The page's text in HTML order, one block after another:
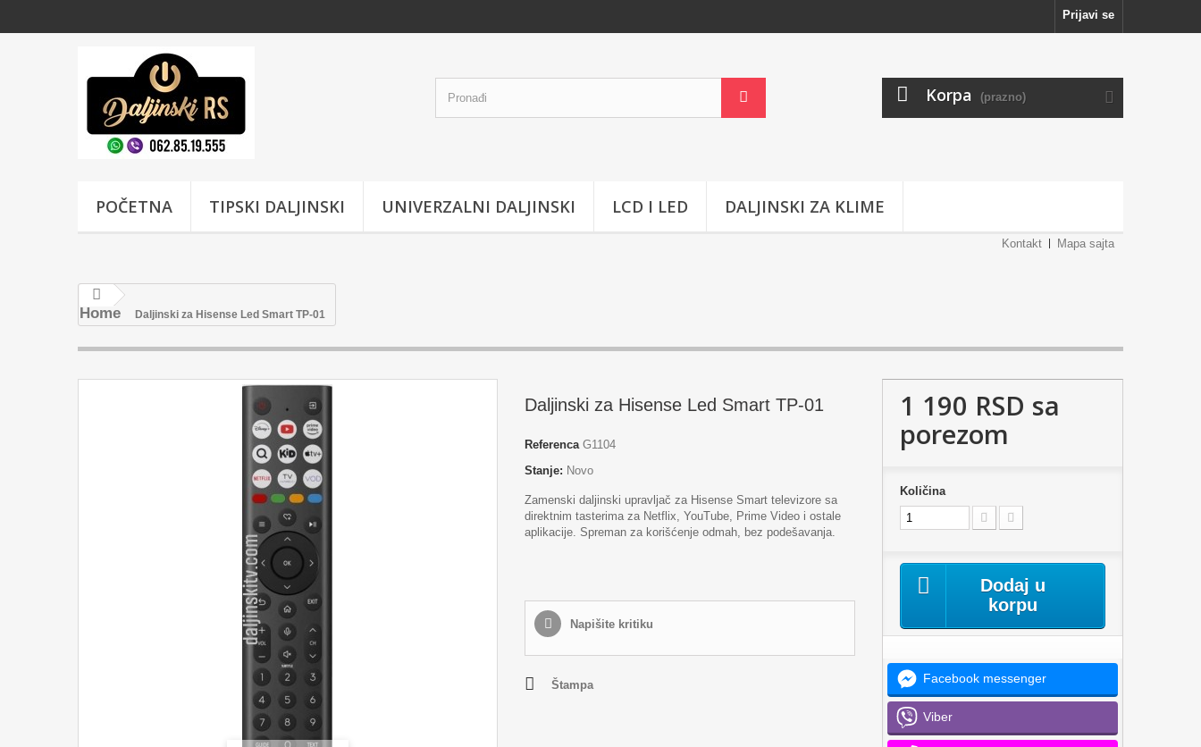
Prijavi se
Korpa (prazno)
POČETNA TIPSKI DALJINSKI UNIVERZALNI DALJINSKI LCD I LED DALJINSKI ZA KLIME
Kontakt Mapa sajta
Home Daljinski za Hisense Led Smart TP-01
Daljinski za Hisense Led Smart TP-01
Referenca G1104
Stanje: Novo
Zamenski daljinski upravljač za Hisense Smart televizore sa
direktnim tasterima za Netflix, YouTube, Prime Video i ostale
aplikacije. Spreman za korišćenje odmah, bez podešavanja.
Napišite kritiku
Štampa
1 190 RSD sa
porezom
Količina
Dodaj u
korpu
Facebook messenger
Viber